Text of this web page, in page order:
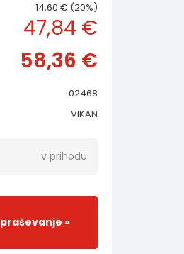
14,60 € (20%)
47,84 €
58,36 €
02468
VIKAN
v prihodu